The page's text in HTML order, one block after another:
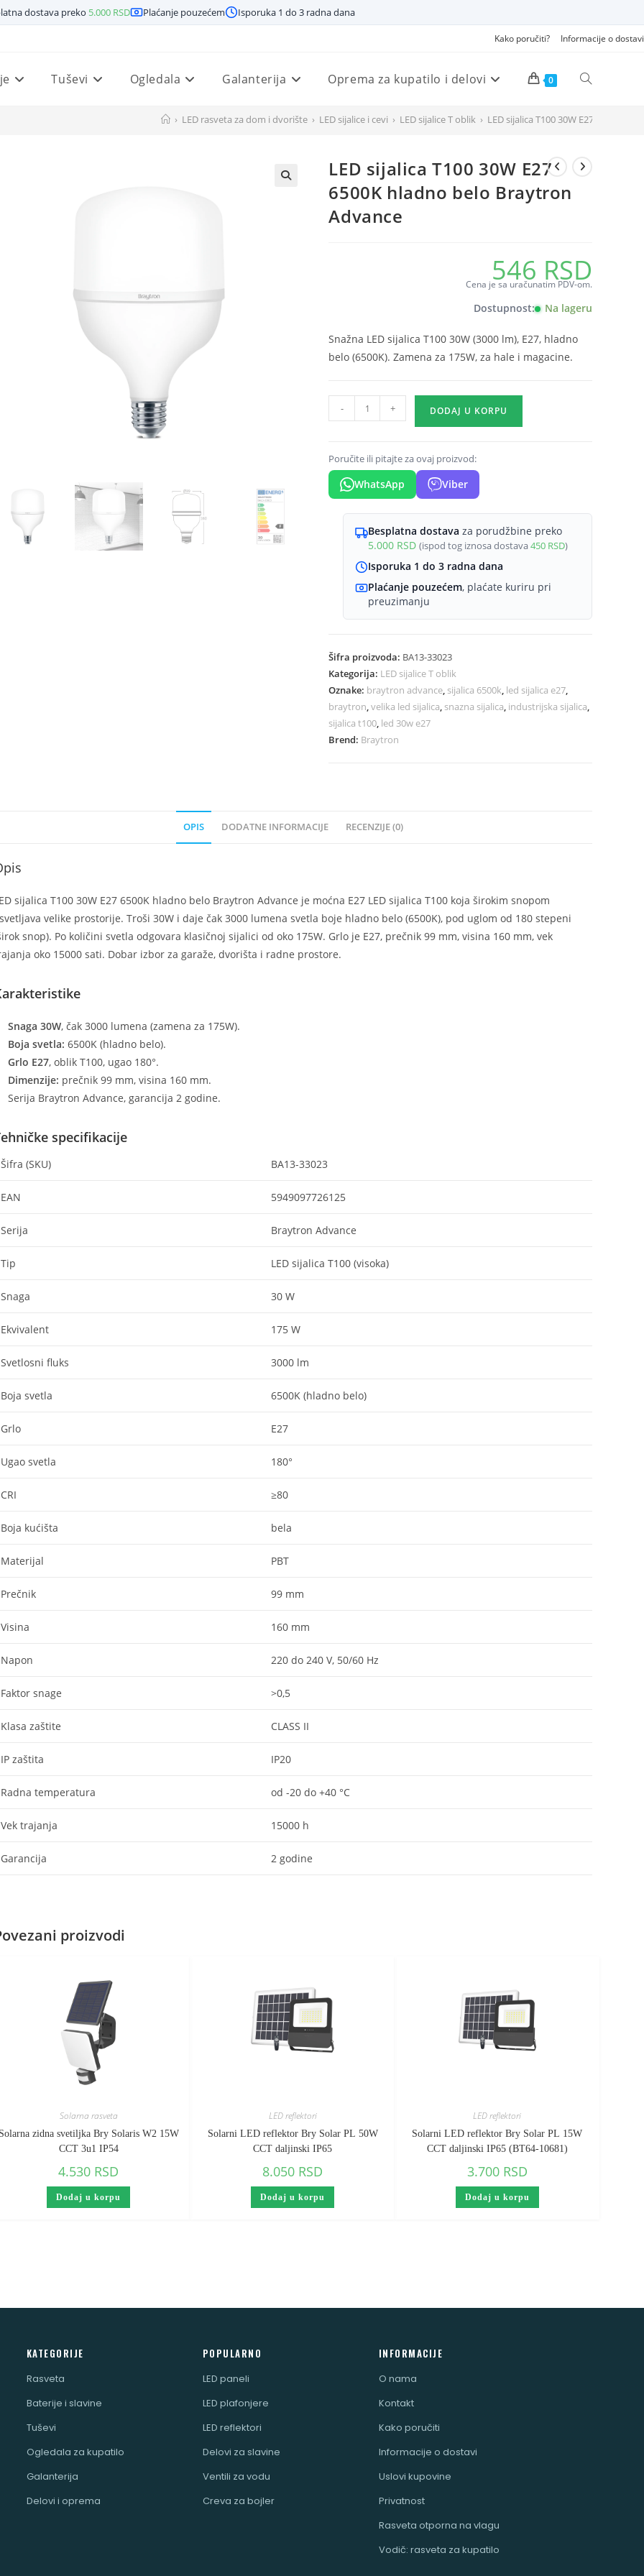
dostava preko 5.000 RSD Plaćanje pouzećem Isporuka 1 do 3 radna dana
Kako poručiti? Informacije o dostavi
Tuševi Ogledala Galanterija Oprema za kupatilo i delovi 0 Pretraži
› LED rasveta za dom i dvorište › LED sijalice i cevi › LED sijalice T oblik › LED sijalica T100 30W E27 6500K
LED sijalica T100 30W E27
6500K hladno belo Braytron
Advance
546 RSD
Cena je sa uračunatim PDV-om.
Dostupnost: Na lageru
Snažna LED sijalica T100 30W (3000 lm), E27, hladno
belo (6500K). Zamena za 175W, za hale i magacine.
sijalica
30W
E27
6500K
hladno
Braytron
Advance
količina
- + DODAJ U KORPU
Poručite ili pitajte za ovaj proizvod:
WhatsApp Viber
Besplatna dostava za porudžbine preko
5.000 RSD (ispod tog iznosa dostava450 RSD)
Isporuka 1 do 3 radna dana
Plaćanje pouzećem, plaćate kuriru pri
preuzimanju
Šifra proizvoda: BA13-33023
Kategorija: LED sijalice T oblik
Oznake: braytron advance, sijalica 6500k, led sijalica e27,
braytron,velika led sijalica, snazna sijalica, industrijska sijalica,
sijalica t100, led 30w e27
Brend: Braytron
OPIS DODATNE INFORMACIJE RECENZIJE (0)
sijalica T100 30W E27 6500K hladno belo Braytron Advance je moćna E27 LED sijalica T100 koja širokim snopom
velike prostorije. Troši 30W i daje čak 3000 lumena svetla boje hladno belo (6500K), pod uglom od 180 stepeni
snop). Po količini svetla odgovara klasičnoj sijalici od oko 175W. Grlo je E27, prečnik 99 mm, visina 160 mm, vek
oko 15000 sati. Dobar izbor za garaže, dvorišta i radne prostore.
Snaga 30W, čak 3000 lumena (zamena za 175W).
Boja svetla: 6500K (hladno belo).
Grlo E27, oblik T100, ugao 180°.
Dimenzije: prečnik 99 mm, visina 160 mm.
Serija Braytron Advance, garancija 2 godine.
specifikacije
Šifra (SKU) BA13-33023
EAN 5949097726125
Serija Braytron Advance
Tip LED sijalica T100 (visoka)
Snaga 30 W
Ekvivalent 175 W
Svetlosni fluks 3000 lm
Boja svetla 6500K (hladno belo)
Grlo E27
Ugao svetla 180°
CRI ≥80
Boja kućišta bela
Materijal PBT
Prečnik 99 mm
Visina 160 mm
Napon 220 do 240 V, 50/60 Hz
Faktor snage >0,5
Klasa zaštite CLASS II
IP zaštita IP20
Radna temperatura od -20 do +40 °C
Vek trajanja 15000 h
Garancija 2 godine
proizvodi
Solarna rasveta
zidna svetiljka Bry Solaris W2 15W
CCT 3u1 IP54
4.530 RSD
Dodaj u korpu
LED reflektori
Solarni LED reflektor Bry Solar PL 50W
CCT daljinski IP65
8.050 RSD
Dodaj u korpu
LED reflektori
Solarni LED reflektor Bry Solar PL 15W
CCT daljinski IP65 (BT64-10681)
3.700 RSD
Dodaj u korpu
KATEGORIJE
Rasveta
Baterije i slavine
Tuševi
Ogledala za kupatilo
Galanterija
Delovi i oprema
POPULARNO
LED paneli
LED plafonjere
LED reflektori
Delovi za slavine
Ventili za vodu
Creva za bojler
INFORMACIJE
O nama
Kontakt
Kako poručiti
Informacije o dostavi
Uslovi kupovine
Privatnost
Rasveta otporna na vlagu
Vodič: rasveta za kupatilo